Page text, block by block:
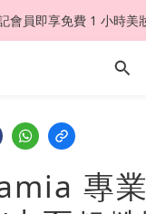
會員即享免費 1 小時美
專